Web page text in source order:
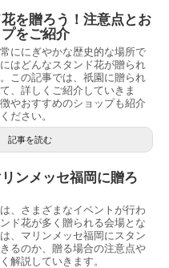
を贈ろう！注意点とお
をご紹介
ににぎやかな歴史的な場所で
はどんなスタンド花が贈られ
この記事では、祇園に贈られ
、詳しくご紹介していきま
やおすすめのショップも紹介
ださい。
記事を読む
ンメッセ福岡に贈ろ
、さまざまなイベントが行わ
ド花が多く贈られる会場とな
、マリンメッセ福岡にスタン
るのか、贈る場合の注意点や
解説していきます。